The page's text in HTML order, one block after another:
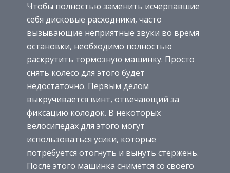
Чтобы полностью заменить исчерпавшие
себя дисковые расходники, часто
вызывающие неприятные звуки во время
остановки, необходимо полностью
раскрутить тормозную машинку. Просто
снять колесо для этого будет
недостаточно. Первым делом
выкручивается винт, отвечающий за
фиксацию колодок. В некоторых
велосипедах для этого могут
использоваться усики, которые
потребуется отогнуть и вынуть стержень.
После этого машинка снимется со своего